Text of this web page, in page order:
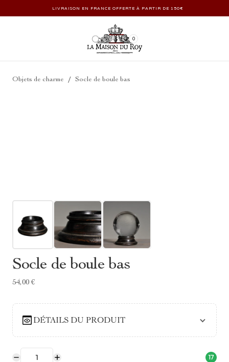
LIVRAISON EN FRANCE OFFERTE À PARTIR DE 150€
0
Objets de charme / Socle de boule bas
Socle de boule bas
54,00 €
DÉTAILS DU PRODUIT
17